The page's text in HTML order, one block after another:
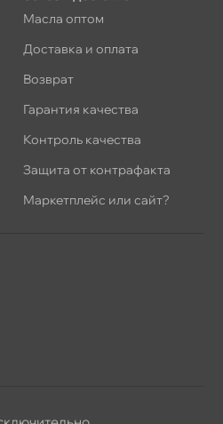
Масла оптом
Доставка и оплата
озврат
Гарантия качества
Контроль качества
Защита от контрафакта
Маркетплейс или сайт?